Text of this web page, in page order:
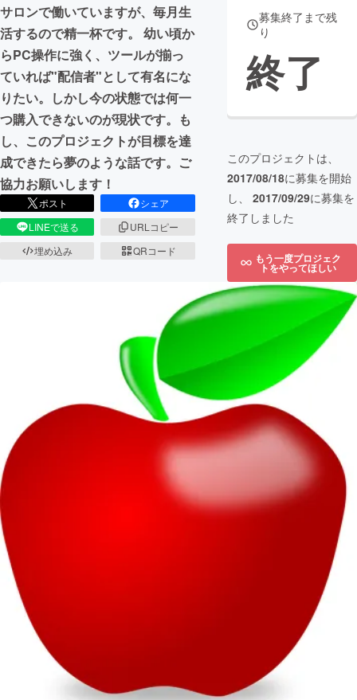
CAMPFIRE for Social Good
CAMPFIRE Creation
CAMPFIREふるさと納税machi-ya コミュニティ
サロンで働いていますが、毎月生
活するので精一杯です。 幼い頃か
らPC操作に強く、ツールが揃っ
ていれば"配信者"として有名にな
りたい。しかし今の状態では何一
つ購入できないのが現状です。も
し、このプロジェクトが目標を達
成できたら夢のような話です。ご
協力お願いします！
ポスト
シェア
LINEで送る
URLコピー
埋め込み
QRコード
募集終了まで残
り
終了
このプロジェクトは、
2017/08/18に募集を開始
し、 2017/09/29に募集を
終了しました
もう一度プロジェク
トをやってほしい